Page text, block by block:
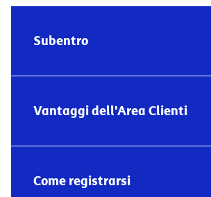
Subentro
Vantaggi dell'Area Clienti
Come registrarsi